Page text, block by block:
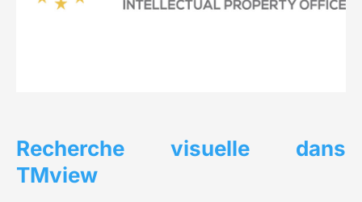
Recherche visuelle dans
TMview